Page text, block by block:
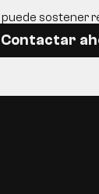
sostener
Contactar